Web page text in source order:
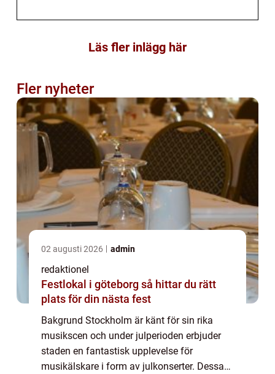
Läs fler inlägg här
Fler nyheter
02 augusti 2026 admin
redaktionel
Festlokal i göteborg så hittar du rätt
plats för din nästa fest
Bakgrund Stockholm är känt för sin rika
musikscen och under julperioden erbjuder
staden en fantastisk upplevelse för
musikälskare i form av julkonserter. Dessa